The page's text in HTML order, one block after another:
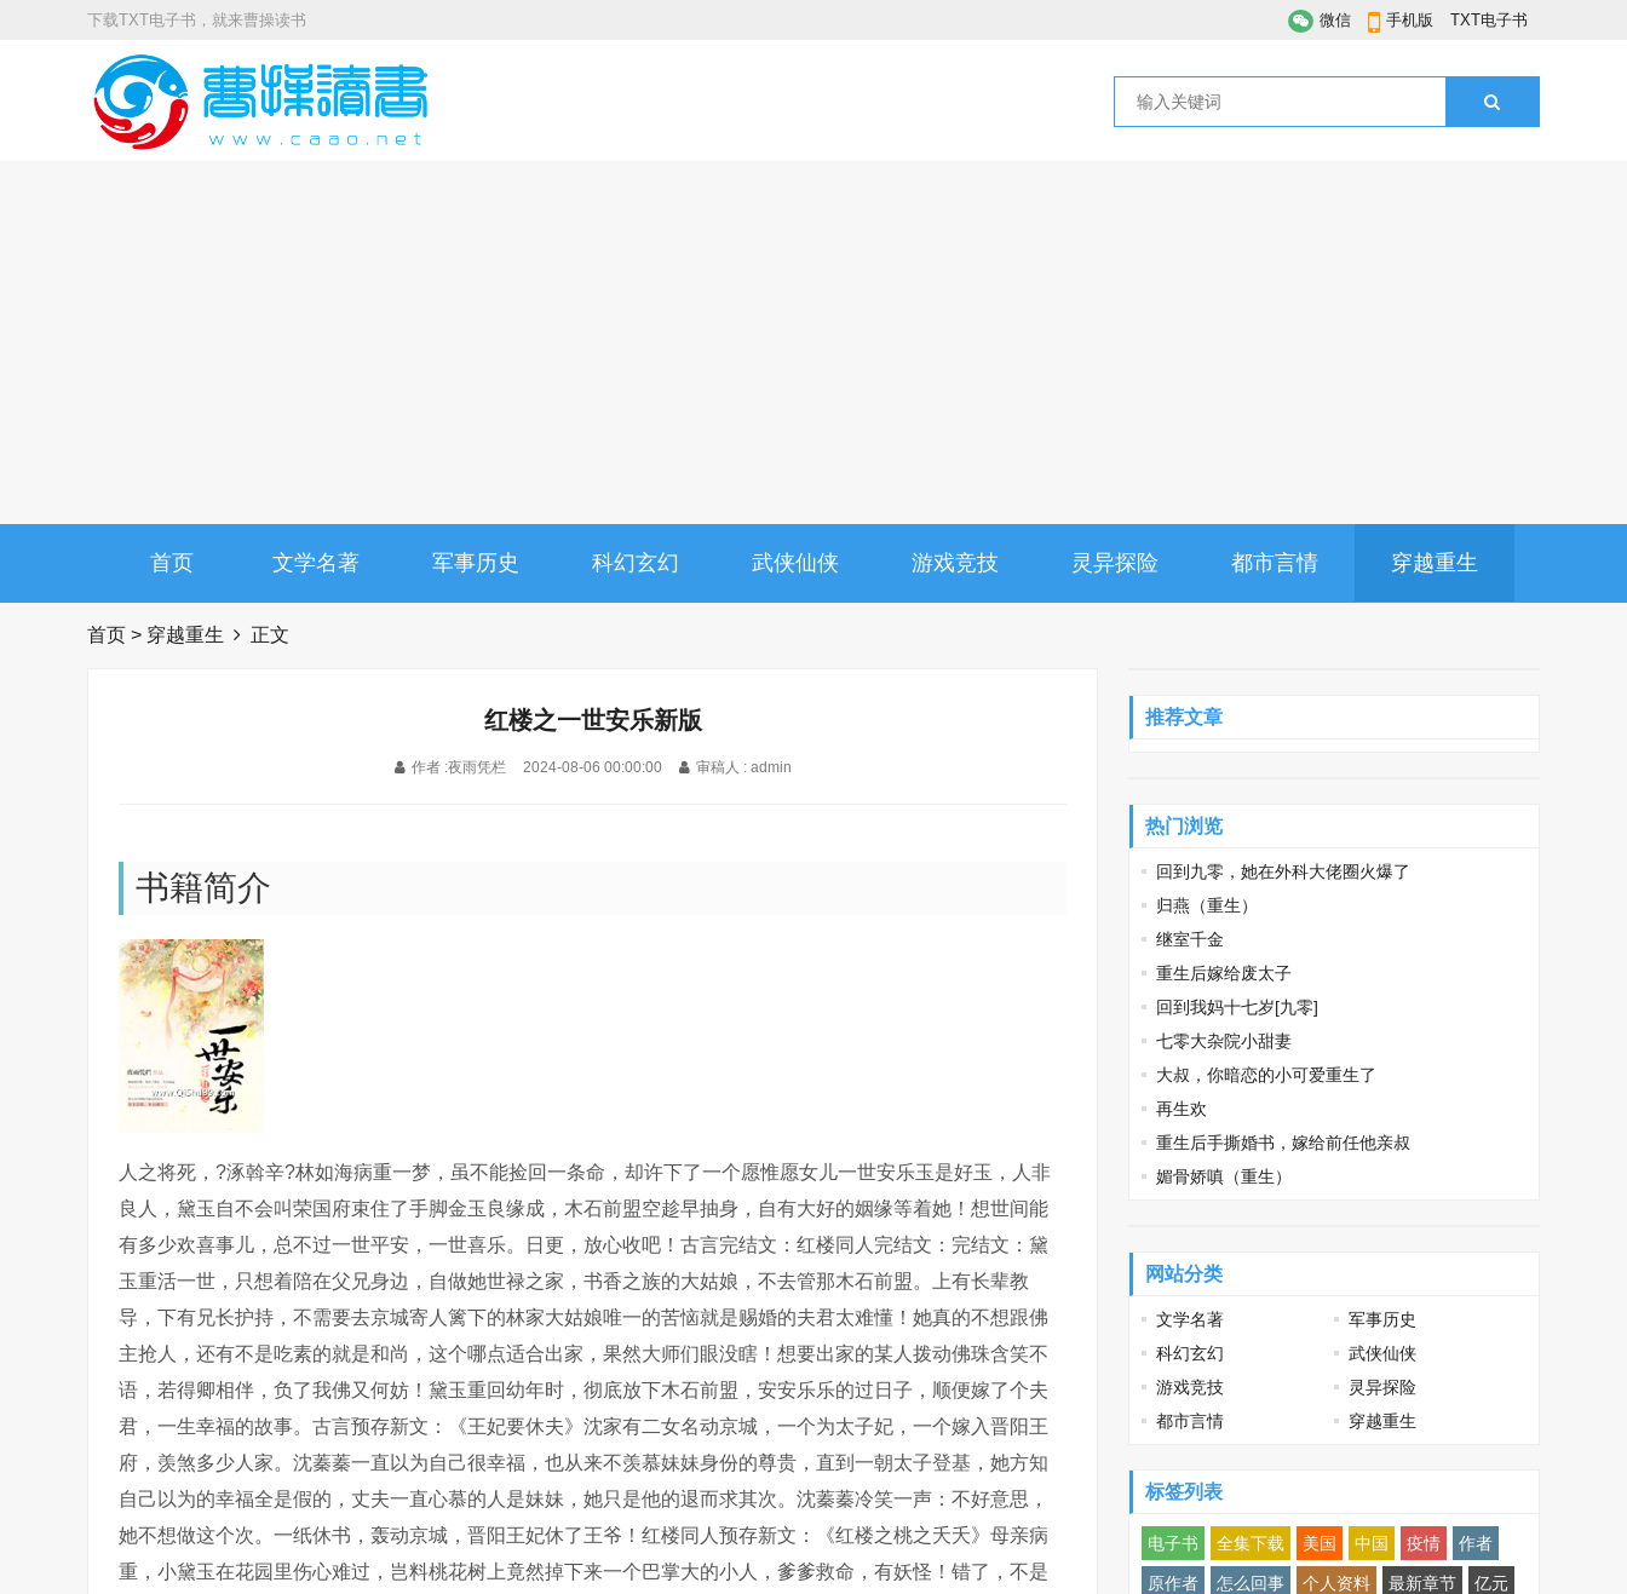
下载TXT电子书，就来曹操读书 微信 手机版 TXT电子书
首页 文学名著 军事历史 科幻玄幻 武侠仙侠 游戏竞技 灵异探险 都市言情 穿越重生
首页 > 穿越重生 正文
红楼之一世安乐新版
作者 :夜雨凭栏 2024-08-06 00:00:00 审稿人 : admin
书籍简介
人之将死，?涿斡辛?林如海病重一梦，虽不能捡回一条命，却许下了一个愿惟愿女儿一世安乐玉是好玉，人非
良人，黛玉自不会叫荣国府束住了手脚金玉良缘成，木石前盟空趁早抽身，自有大好的姻缘等着她！想世间能
有多少欢喜事儿，总不过一世平安，一世喜乐。日更，放心收吧！古言完结文：红楼同人完结文：完结文：黛
玉重活一世，只想着陪在父兄身边，自做她世禄之家，书香之族的大姑娘，不去管那木石前盟。上有长辈教
导，下有兄长护持，不需要去京城寄人篱下的林家大姑娘唯一的苦恼就是赐婚的夫君太难懂！她真的不想跟佛
主抢人，还有不是吃素的就是和尚，这个哪点适合出家，果然大师们眼没瞎！想要出家的某人拨动佛珠含笑不
语，若得卿相伴，负了我佛又何妨！黛玉重回幼年时，彻底放下木石前盟，安安乐乐的过日子，顺便嫁了个夫
君，一生幸福的故事。古言预存新文：《王妃要休夫》沈家有二女名动京城，一个为太子妃，一个嫁入晋阳王
府，羡煞多少人家。沈蓁蓁一直以为自己很幸福，也从来不羡慕妹妹身份的尊贵，直到一朝太子登基，她方知
自己以为的幸福全是假的，丈夫一直心慕的人是妹妹，她只是他的退而求其次。沈蓁蓁冷笑一声：不好意思，
她不想做这个次。一纸休书，轰动京城，晋阳王妃休了王爷！红楼同人预存新文：《红楼之桃之夭夭》母亲病
重，小黛玉在花园里伤心难过，岂料桃花树上竟然掉下来一个巴掌大的小人，爹爹救命，有妖怪！错了，不是
推荐文章
热门浏览
回到九零，她在外科大佬圈火爆了
归燕（重生）
继室千金
重生后嫁给废太子
回到我妈十七岁[九零]
七零大杂院小甜妻
大叔，你暗恋的小可爱重生了
再生欢
重生后手撕婚书，嫁给前任他亲叔
媚骨娇嗔（重生）
网站分类
文学名著
军事历史
科幻玄幻
武侠仙侠
游戏竞技
灵异探险
都市言情
穿越重生
标签列表
电子书 全集下载 美国 中国 疫情 作者
原作者 怎么回事 个人资料 最新章节 亿元